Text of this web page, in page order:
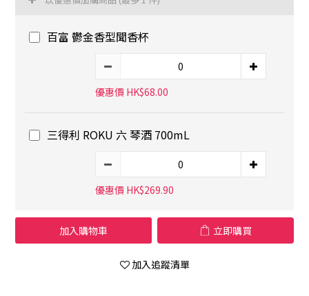
百富 鬱金香型聞香杯
優惠價 HK$68.00
三得利 ROKU 六 琴酒 700mL
優惠價 HK$269.90
加入購物車 立即購買
加入追蹤清單